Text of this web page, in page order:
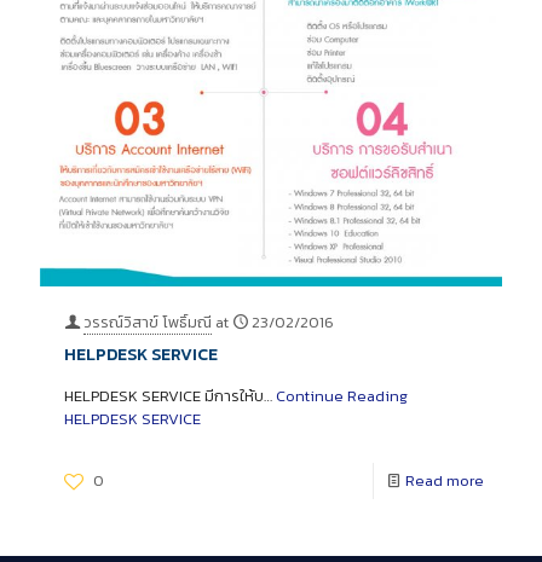
วรรณ์วิสาข์ โพธิ์มณี at 23/02/2016
HELPDESK SERVICE
HELPDESK SERVICE มีการให้บ… Continue Reading
HELPDESK SERVICE
0 Read more